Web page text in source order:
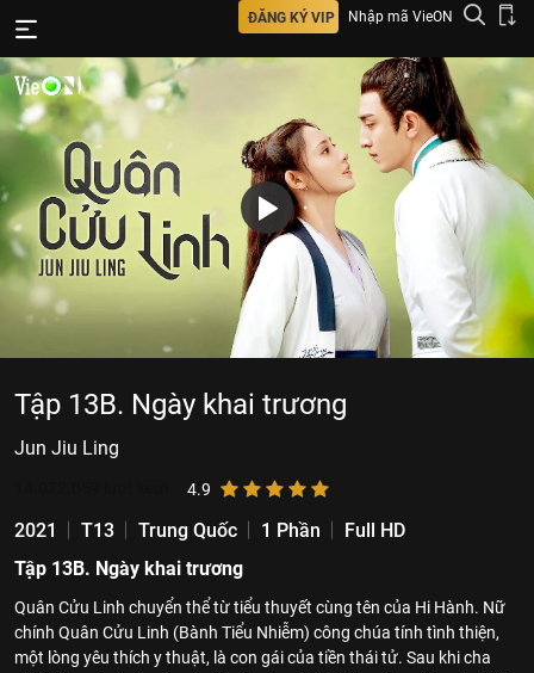
ĐĂNG KÝ VIP Nhập mã VieON
Tập 13B. Ngày khai trương
Jun Jiu Ling
4.9
2021 T13 Trung Quốc 1 Phần
Full HD
Tập 13B. Ngày khai trương
Quân Cửu Linh chuyển thể từ tiểu thuyết cùng tên của Hi Hành. Nữ
chính Quân Cửu Linh (Bành Tiểu Nhiễm) công chúa tính tình thiện,
một lòng yêu thích y thuật, là con gái của tiền thái tử. Sau khi cha